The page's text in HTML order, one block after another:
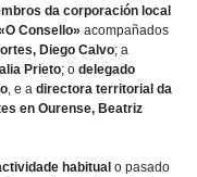
da corporación local
Consello» acompañados
Diego Calvo; a
Prieto; o delegado
, e a directora territorial da
en Ourense, Beatriz
habitual o pasado